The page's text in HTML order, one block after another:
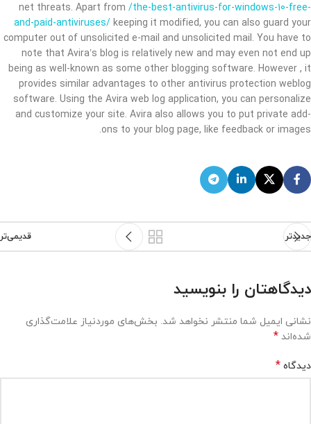
net threats. Apart from /the-best-antivirus-for-windows-10-free-
and-paid-antiviruses/ keeping it modified, you can also guard your
computer out of unsolicited e-mail and unsolicited mail. You have to
note that Avira’s blog is relatively new and may even not end up
being as well-known as some other blogging software. However , it
provides similar advantages to other antivirus protection weblog
software. Using the Avira web log application, you can personalize
and customize your site. Avira also allows you to put private add-
ons to your blog page, like feedback or images.
جدیدتر قدیمی‌تر
دیدگاهتان را بنویسید
نشانی ایمیل شما منتشر نخواهد شد. بخش‌های موردنیاز علامت‌گذاری
شده‌اند *
دیدگاه *